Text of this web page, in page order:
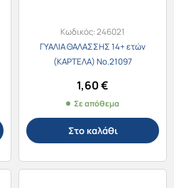
Κωδικός:246021
ΓΥΑΛΙΑ ΘΑΛΑΣΣΗΣ 14+ ετών
(ΚΑΡΤΕΛΑ) Νο.21097
1,60€
Σε απόθεμα
Στο καλάθι